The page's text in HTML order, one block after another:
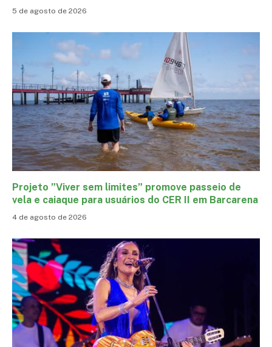
5 de agosto de 2026
Projeto ”Viver sem limites” promove passeio de
vela e caiaque para usuários do CER II em Barcarena
4 de agosto de 2026